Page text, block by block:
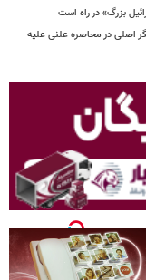
بزرگ» در راه است
اصلی در محاصره علنی علیه